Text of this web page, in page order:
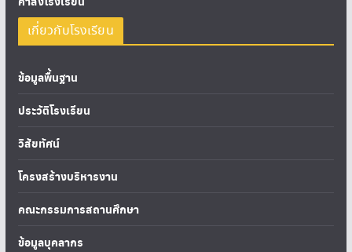
เกี่ยวกับโรงเรียน
ข้อมูลพื้นฐาน
ประวัติโรงเรียน
วิสัยทัศน์
โครงสร้างบริหารงาน
คณะกรรมการสถานศึกษา
ข้อมูลบุคลากร